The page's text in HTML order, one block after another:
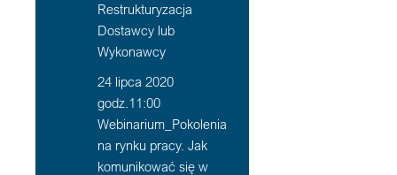
Restrukturyzacja
Dostawcy lub
Wykonawcy
24 lipca 2020
godz.11:00
Webinarium_Pokolenia
na rynku pracy. Jak
komunikować się w